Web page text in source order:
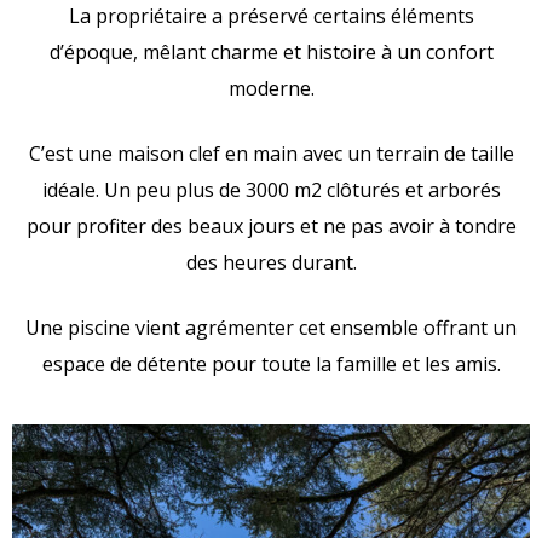
La propriétaire a préservé certains éléments
d’époque, mêlant charme et histoire à un confort
moderne.
C’est une maison clef en main avec un terrain de taille
idéale. Un peu plus de 3000 m2 clôturés et arborés
pour profiter des beaux jours et ne pas avoir à tondre
des heures durant.
Une piscine vient agrémenter cet ensemble offrant un
espace de détente pour toute la famille et les amis.